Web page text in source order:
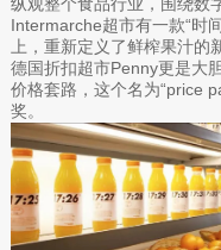
Intermarche超市有一款“时
上，重新定义了鲜榨果汁的
德国折扣超市Penny更是大
价格套路，这个名为“price
奖。